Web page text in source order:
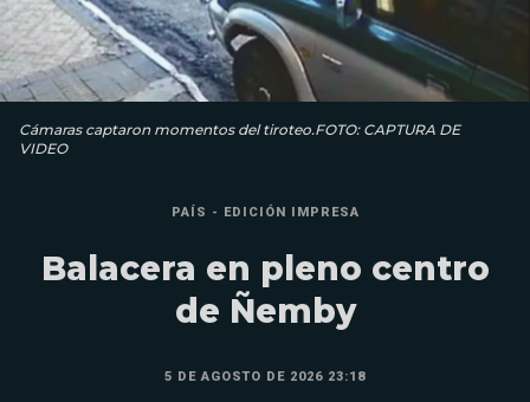
Cámaras captaron momentos del tiroteo.FOTO: CAPTURA DE
VIDEO
PAÍS - EDICIÓN IMPRESA
Balacera en pleno centro
de Ñemby
5 DE AGOSTO DE 2026 23:18